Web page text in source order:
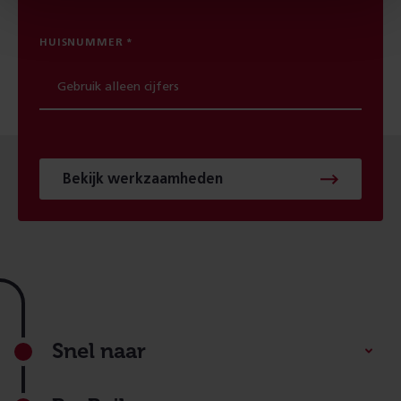
HUISNUMMER
Bekijk werkzaamheden
Footer
Snel naar